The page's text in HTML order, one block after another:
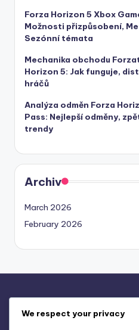
Forza Horizon 5 Xbox
Možnosti přizpůsobení,
Sezónní témata
Mechanika obchodu
Horizon 5: Jak funguje,
hráčů
Analýza odměn Forza
Pass: Nejlepší odměny,
trendy
Archiv
March 2026
February 2026
We respect your privacy